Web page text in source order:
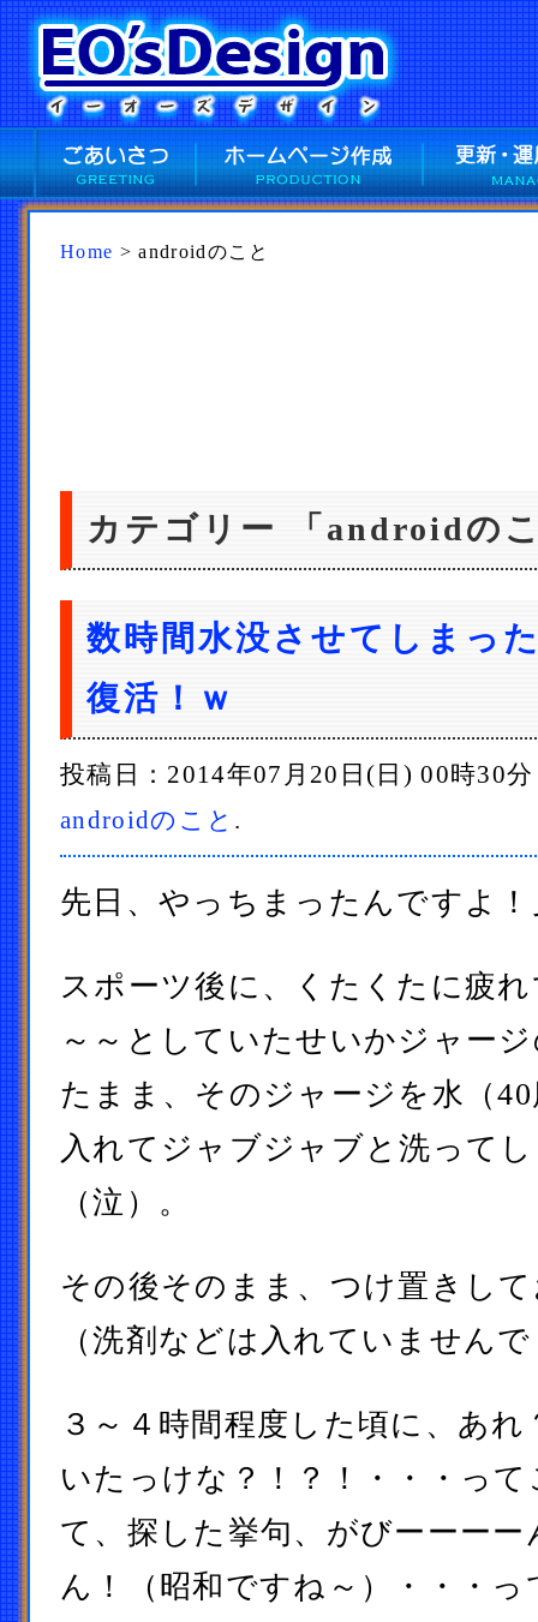
Home > androidのこと
カテゴリー 「androidの
数時間水没させてしまっ
復活！ｗ
投稿日：2014年07月20日(日) 00時30
androidのこと .
先日、やっちまったんですよ
スポーツ後に、くたくたに疲
～～としていたせいかジャー
たまま、そのジャージを水（
入れてジャブジャブと洗って
（泣）。
その後そのまま、つけ置きし
（洗剤などは入れていません
３～４時間程度した頃に、あ
いたっけな？！？！・・・っ
て、探した挙句、がびーーー
ん！（昭和ですね～）・・・